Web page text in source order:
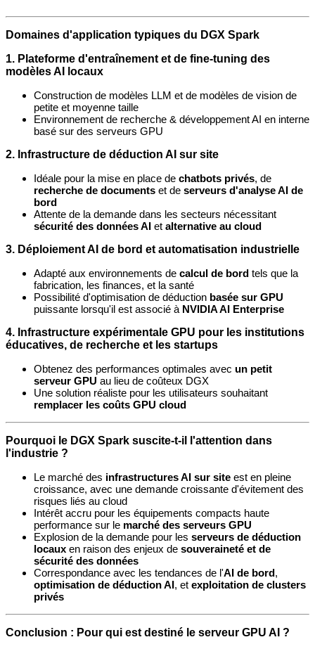
Domaines d'application typiques du DGX Spark
1. Plateforme d'entraînement et de fine-tuning des
modèles AI locaux
Construction de modèles LLM et de modèles de vision de
petite et moyenne taille
Environnement de recherche & développement AI en interne
basé sur des serveurs GPU
2. Infrastructure de déduction AI sur site
Idéale pour la mise en place de chatbots privés, de
recherche de documents et de serveurs d'analyse AI de
bord
Attente de la demande dans les secteurs nécessitant
sécurité des données AI et alternative au cloud
3. Déploiement AI de bord et automatisation industrielle
Adapté aux environnements de calcul de bord tels que la
fabrication, les finances, et la santé
Possibilité d'optimisation de déduction basée sur GPU
puissante lorsqu'il est associé à NVIDIA AI Enterprise
4. Infrastructure expérimentale GPU pour les institutions
éducatives, de recherche et les startups
Obtenez des performances optimales avec un petit
serveur GPU au lieu de coûteux DGX
Une solution réaliste pour les utilisateurs souhaitant
remplacer les coûts GPU cloud
Pourquoi le DGX Spark suscite-t-il l'attention dans
l'industrie ?
Le marché des infrastructures AI sur site est en pleine
croissance, avec une demande croissante d'évitement des
risques liés au cloud
Intérêt accru pour les équipements compacts haute
performance sur le marché des serveurs GPU
Explosion de la demande pour les serveurs de déduction
locaux en raison des enjeux de souveraineté et de
sécurité des données
Correspondance avec les tendances de l'AI de bord,
optimisation de déduction AI, et exploitation de clusters
privés
Conclusion : Pour qui est destiné le serveur GPU AI ?